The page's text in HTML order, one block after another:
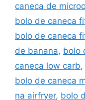
caneca de
bolo de caneca
bolo de caneca
de banana, bolo
caneca low carb,
bolo de caneca
na airfryer, bolo